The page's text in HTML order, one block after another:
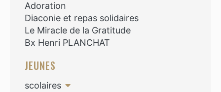
Adoration
Diaconie et repas solidaires
Le Miracle de la Gratitude
Bx Henri PLANCHAT
JEUNES
scolaires